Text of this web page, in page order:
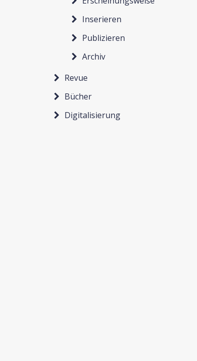
Inserieren
Publizieren
Archiv
Revue
Bücher
Digitalisierung